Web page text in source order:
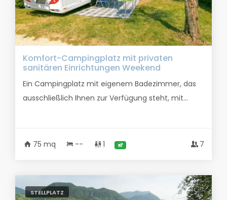
Komfort-Campingplatz mit privaten
sanitären Einrichtungen Weekend
Ein Campingplatz mit eigenem Badezimmer, das
ausschließlich Ihnen zur Verfügung steht, mit...
75 mq -- 1 7
STELLPLATZ